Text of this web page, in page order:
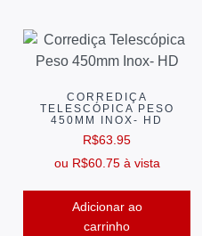
CORREDIÇA
TELESCÓPICA PESO
450MM INOX- HD
R$63.95
ou R$60.75 à vista
Adicionar ao
carrinho